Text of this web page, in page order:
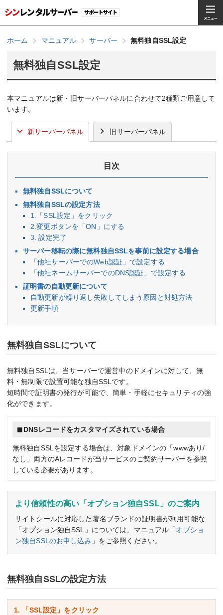
ホーム マニュアル サーバー 無料独自SSL設定
無料独自SSL設定
本マニュアルは新・旧サーバーパネルに合わせて2種類ご用意して
います。
新サーバーパネル
目次
無料独自SSLについて
無料独自SSLの設定方法
1.「SSL設定」をクリック
2.変更ボタンを「ON」にする
3. 設定完了
サーバー移転の際に無料独自SSLを事前に設定する場合
「他社サーバーでのWeb認証」で設定する
「他社ネームサーバーでのDNS認証」で設定する
証明書の自動更新について
自動更新が繰り返し失敗してしまう原因と対処方法
更新手順
無料独自SSLについて
無料独自SSLは、当サーバーで運営中のドメインに対して、無
料・無制限で設置可能な独自SSLです。
短時間で証明書の発行が可能で、簡単・手軽にセキュリティの強
化ができます。
DNSレコードをカスタマイズされている場合
無料独自SSLを設定する場合は、対象ドメインの「wwwあり/
なし」両方のAレコードが当サービスのご契約サーバーを参照
している必要があります。
より信頼性の高い「オプション独自SSL」のご案内
サイトシールに対応した著名ブランドの証明書が利用可能な
「オプション独自SSL」については、マニュアル「オプショ
ン独自SSLのお申し込み 」をご参照ください。
無料独自SSLの設定方法
1. 「SSL設定」をクリック
旧サーバーパネル